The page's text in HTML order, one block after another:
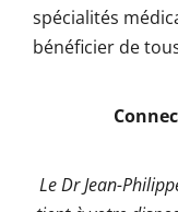
spécialités
bénéficier de
Le Dr Jean-